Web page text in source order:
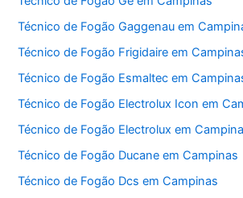
Técnico de Fogão Gaggenau em
Técnico de Fogão Frigidaire em
Técnico de Fogão Esmaltec em
Técnico de Fogão Electrolux Icon em
Técnico de Fogão Electrolux em
Técnico de Fogão Ducane em Campinas
Técnico de Fogão Dcs em Campinas